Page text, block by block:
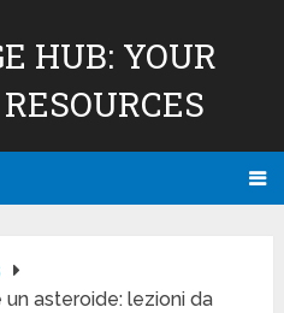
HUB: YOUR
un asteroide: lezioni da